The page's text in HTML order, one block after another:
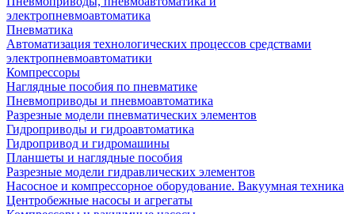
электропневмоавтоматика
Пневматика
Автоматизация технологических процессов средствами
электропневмоавтоматики
Компрессоры
Наглядные пособия по пневматике
Пневмоприводы и пневмоавтоматика
Разрезные модели пневматических элементов
Гидроприводы и гидроавтоматика
Гидропривод и гидромашины
Планшеты и наглядные пособия
Разрезные модели гидравлических элементов
Насосное и компрессорное оборудование. Вакуумная техника
Центробежные насосы и агрегаты